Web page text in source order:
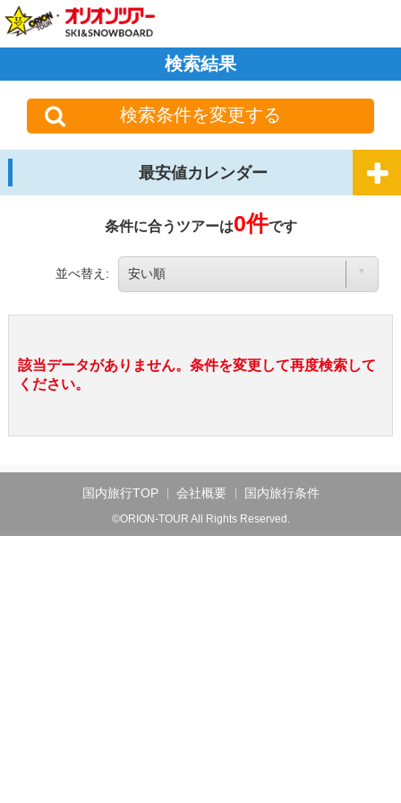
検索結果
検索条件を変更する
最安値カレンダー
条件に合うツアーは0件です
並べ替え:
該当データがありません。条件を変更して再度検索して
ください。
国内旅行TOP 会社概要 国内旅行条件
©ORION-TOUR All Rights Reserved.